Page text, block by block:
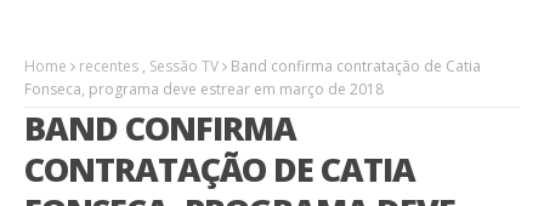
Home recentes , Sessão TV
Band confirma contratação de Catia
Fonseca, programa deve estrear em março de 2018
BAND CONFIRMA
CONTRATAÇÃO DE CATIA